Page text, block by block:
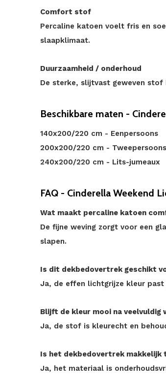
Comfort stof
Percaline katoen voelt fris en
slaapklimaat.
Duurzaamheid / onderhoud
De sterke, slijtvast geweven
Beschikbare maten -
140x200/220 cm - Eenpersoons
200x200/220 cm - Tweepersoons
240x200/220 cm - Lits-jumeaux
FAQ - Cinderella Weekend
Wat maakt percaline katoen
De fijne weving zorgt voor een
slapen.
Is dit dekbedovertrek geschikt
Ja, de effen lichtgrijze kleur
Blijft de kleur mooi na veelvuldig
Ja, de stof is kleurecht en
Is het dekbedovertrek makkelijk
Ja, het materiaal is